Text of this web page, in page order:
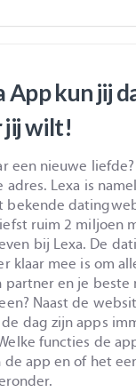
App kun jij
jij wilt!
een nieuwe
adres. Lexa is
bekende
ruim 2 miljoen
bij Lexa. De
klaar mee is om
partner en je beste
Naast de
dag zijn apps
functies de
app en of het